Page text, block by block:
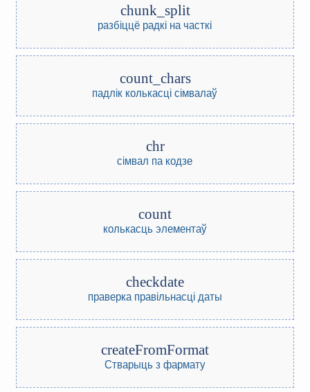
chunk_split
разбіццё радкі на часткі
count_chars
падлік колькасці сімвалаў
chr
сімвал па кодзе
count
колькасць элементаў
checkdate
праверка правільнасці даты
createFromFormat
Стварыць з фармату